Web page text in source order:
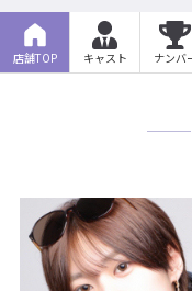
店舗TOP キャスト ナンバ